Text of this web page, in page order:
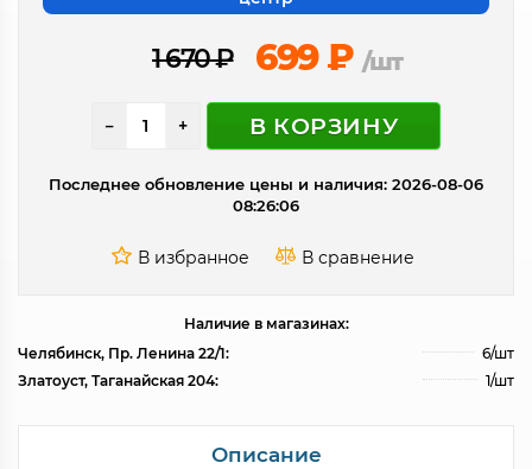
1 670₽ 699 ₽ /шт
− + В КОРЗИНУ
Последнее обновление цены и наличия: 2026-08-06
08:26:06
Наличие в магазинах:
Челябинск, Пр. Ленина 22/1:
6/шт
Златоуст, Таганайская 204:
1/шт
Описание